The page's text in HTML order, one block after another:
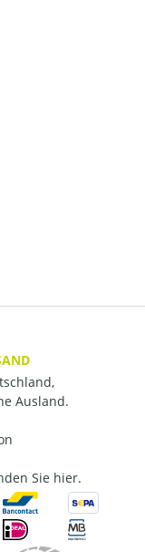
Ausland.
Sie hier.